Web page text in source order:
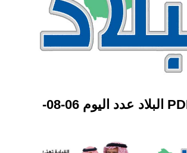
تحميل PDF البلاد عدد اليوم 06-08-